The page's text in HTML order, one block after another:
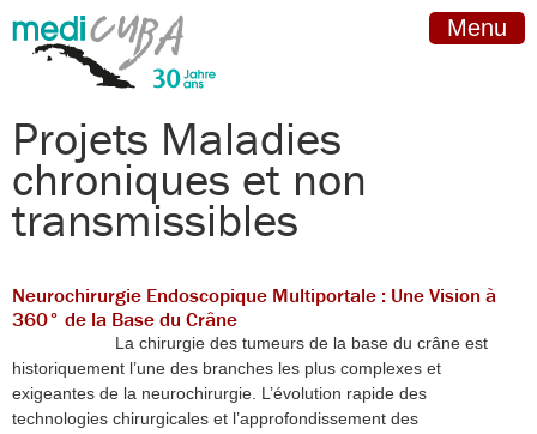
Menu
Projets Maladies
chroniques et non
transmissibles
Neurochirurgie Endoscopique Multiportale : Une Vision à
360° de la Base du Crâne
La chirurgie des tumeurs de la base du crâne est
historiquement l’une des branches les plus complexes et
exigeantes de la neurochirurgie. L’évolution rapide des
technologies chirurgicales et l’approfondissement des